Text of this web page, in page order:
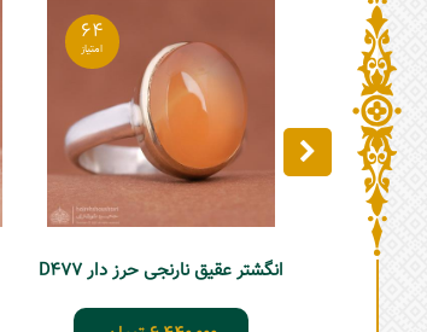
64
انگشتر عقیق نارنجی حرز دار D477